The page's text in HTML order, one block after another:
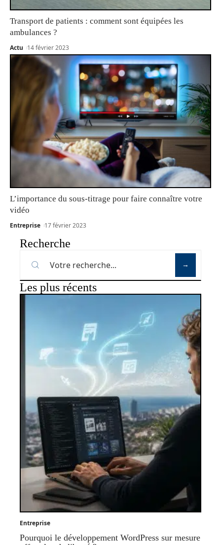
Transport de patients : comment sont équipées les
ambulances ?
Actu 14 février 2023
L’importance du sous-titrage pour faire connaître votre
vidéo
Entreprise 17 février 2023
Recherche
Les plus récents
Entreprise
Pourquoi le développement WordPress sur mesure